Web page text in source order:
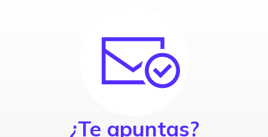
¿Te apuntas?